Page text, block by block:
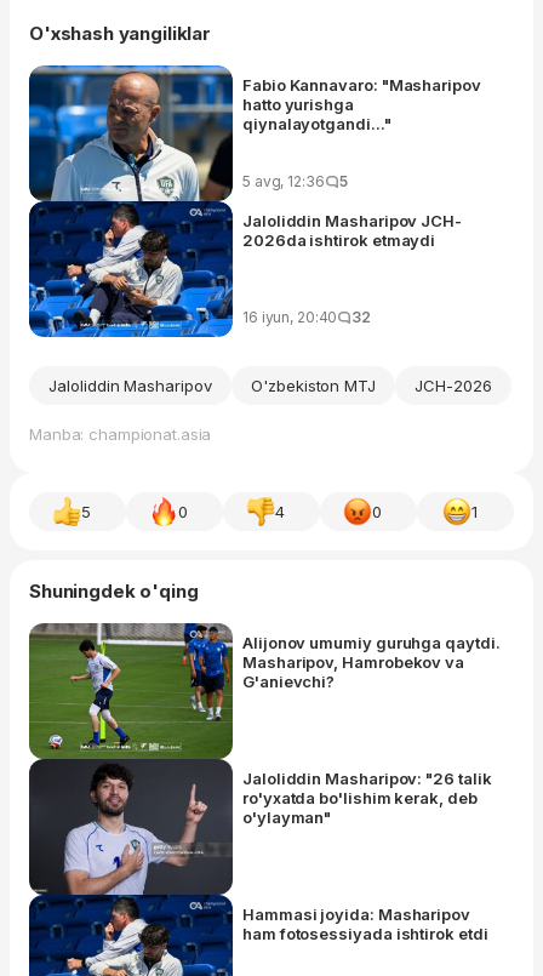
O'xshash yangiliklar
Fabio Kannavaro: "Masharipov
hatto yurishga
qiynalayotgandi..."
5 avg, 12:36 5
Jaloliddin Masharipov JCH-
2026da ishtirok etmaydi
16 iyun, 20:40 32
Jaloliddin Masharipov O'zbekiston MTJ JCH-2026
Manba: championat.asia
5 0 4 0 1
Shuningdek o'qing
Alijonov umumiy guruhga qaytdi.
Masharipov, Hamrobekov va
G'anievchi?
Jaloliddin Masharipov: "26 talik
ro'yxatda bo'lishim kerak, deb
o'ylayman"
Hammasi joyida: Masharipov
ham fotosessiyada ishtirok etdi